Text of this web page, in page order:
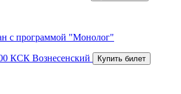
с программой "Монолог"
КСК Вознесенский